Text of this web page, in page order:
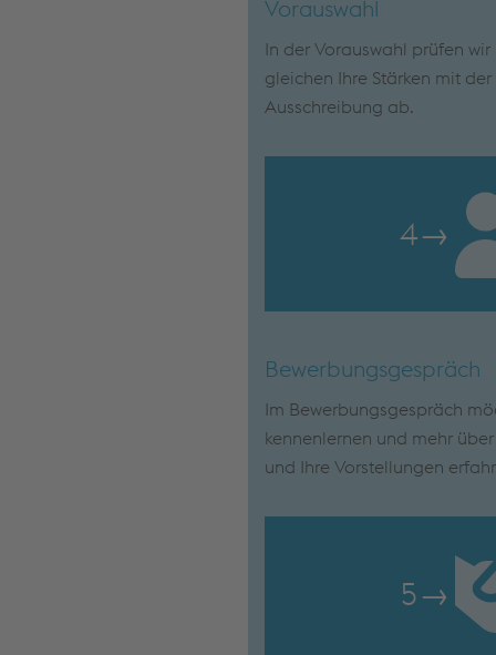
Vorauswahl
In der Vorauswahl prüfen
gleichen Ihre Stärken mit
Ausschreibung ab.
4→
Bewerbungsgespräch
Im Bewerbungsgespräch
kennenlernen und mehr
und Ihre Vorstellungen
5→